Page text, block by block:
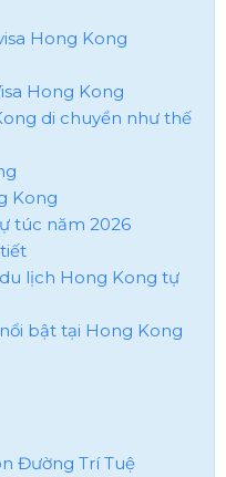
Hong Kong
Hong Kong
di chuyển như thế
Kong
túc năm 2026
lịch Hong Kong tự
bật tại Hong Kong
Đường Trí Tuệ